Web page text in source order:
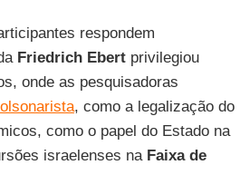
respondem
Friedrich Ebertprivilegiou
onde as pesquisadoras
, como a legalização do
como o papel do Estado na
israelenses na Faixa de